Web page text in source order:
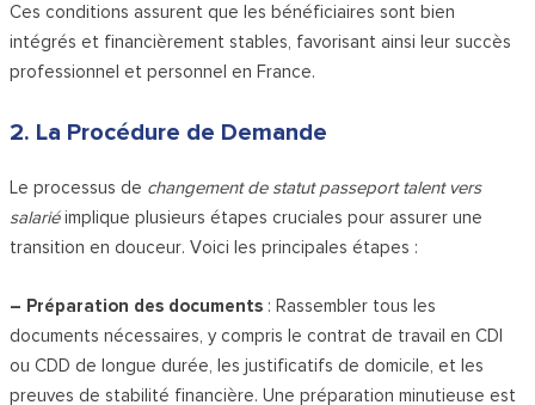
Ces conditions assurent que les bénéficiaires sont bien
intégrés et financièrement stables, favorisant ainsi leur succès
professionnel et personnel en France.
2. La Procédure de Demande
Le processus de changement de statut passeport talent vers
salariéimplique plusieurs étapes cruciales pour assurer une
transition en douceur. Voici les principales étapes :
– Préparation des documents : Rassembler tous les
documents nécessaires, y compris le contrat de travail en CDI
ou CDD de longue durée, les justificatifs de domicile, et les
preuves de stabilité financière. Une préparation minutieuse est